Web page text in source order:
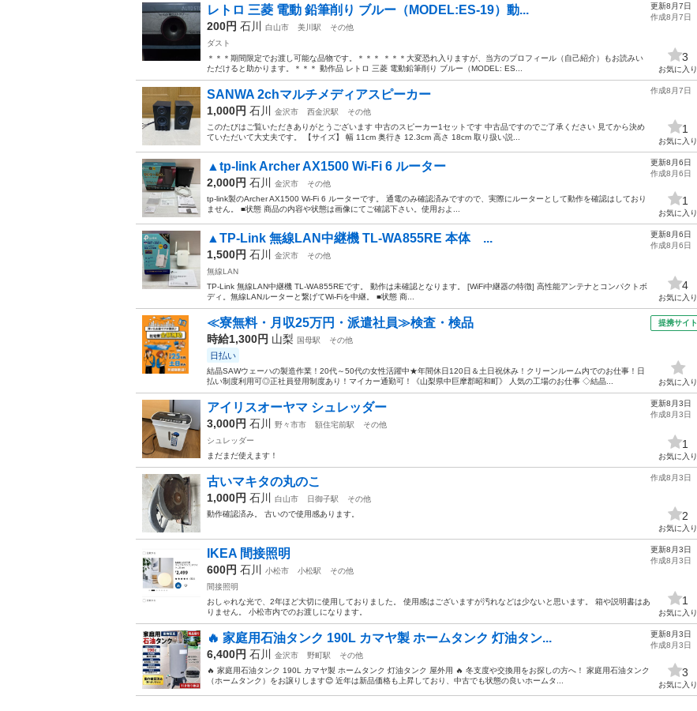
レトロ 三菱 電動 鉛筆削り ブルー（MODEL:ES-19）動...
200円 石川 白山市 美川駅
その他
ダスト
＊＊＊期間限定でお渡し可能な品物です。＊＊＊ ＊＊＊大変恐れ入りますが、当方のプロフィール（自己紹介）もお読みい
ただけると助かります。＊＊＊ 動作品 レトロ 三菱 電動鉛筆削り ブルー（MODEL: ES...
更新8月7日
作成8月7日
3
お気に入り
SANWA 2chマルチメディアスピーカー
1,000円 石川 金沢市 西金沢駅
その他
このたびはご覧いただきありがとうございます 中古のスピーカー1セットです 中古品ですのでご了承ください 見てから決め
ていただいて大丈夫です。 【サイズ】 幅 11cm 奥行き 12.3cm 高さ 18cm 取り扱い説...
作成8月7日
1
お気に入り
▲tp-link Archer AX1500 Wi-Fi 6 ルーター
2,000円 石川 金沢市
その他
tp-link製のArcher AX1500 Wi-Fi 6 ルーターです。 通電のみ確認済みですので、実際にルーターとして動作を確認はしており
ません。 ■状態 商品の内容や状態は画像にてご確認下さい。使用およ...
更新8月6日
作成8月6日
1
お気に入り
▲TP-Link 無線LAN中継機 TL-WA855RE 本体 ...
1,500円 石川 金沢市
その他
無線LAN
TP-Link 無線LAN中継機 TL-WA855REです。 動作は未確認となります。 [WiFi中継器の特徴] 高性能アンテナとコンパクトボ
ディ。無線LANルーターと繋げてWi-Fiを中継。 ■状態 商...
更新8月6日
作成8月6日
4
お気に入り
≪寮無料・月収25万円・派遣社員≫検査・検品
時給1,300円 山梨 国母駅 その他
日払い
結晶SAWウェーハの製造作業！20代～50代の女性活躍中★年間休日120日＆土日祝休み！クリーンルーム内でのお仕事！日
払い制度利用可◎正社員登用制度あり！マイカー通勤可！《山梨県中巨摩郡昭和町》 人気の工場のお仕事 ◇結晶...
提携サイト
お気に入り
アイリスオーヤマ シュレッダー
3,000円 石川 野々市市 額住宅前駅
その他
シュレッダー
まだまだ使えます！
更新8月3日
作成8月3日
1
お気に入り
古いマキタの丸のこ
1,000円 石川 白山市 日御子駅
その他
動作確認済み。 古いので使用感あります。
作成8月3日
2
お気に入り
IKEA 間接照明
600円 石川 小松市 小松駅
その他
間接照明
おしゃれな光で、2年ほど大切に使用しておりました。 使用感はございますが汚れなどは少ないと思います。 箱や説明書はあ
りません。 小松市内でのお渡しになります。
更新8月3日
作成8月3日
1
お気に入り
🔥 家庭用石油タンク 190L カマヤ製 ホームタンク 灯油タン...
6,400円 石川 金沢市 野町駅
その他
🔥 家庭用石油タンク 190L カマヤ製 ホームタンク 灯油タンク 屋外用 🔥 冬支度や交換用をお探しの方へ！ 家庭用石油タンク
（ホームタンク）をお譲りします😊 近年は新品価格も上昇しており、中古でも状態の良いホームタ...
更新8月3日
作成8月3日
3
お気に入り